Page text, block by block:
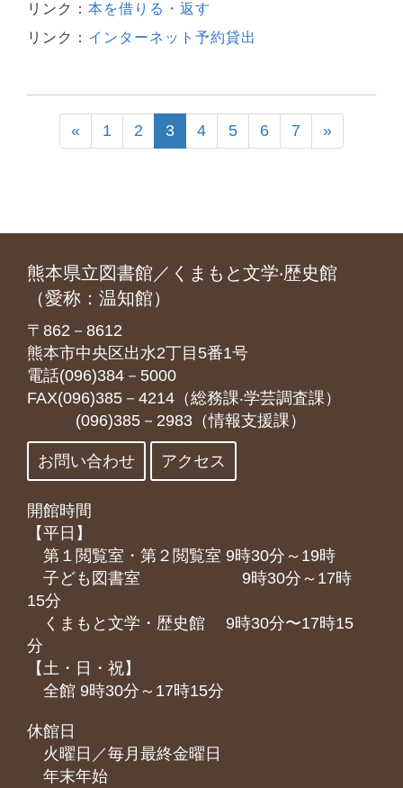
リンク： 本を借りる・返す
リンク： インターネット予約貸出
« 1 2 3 4 5 6 7 »
熊本県立図書館／くまもと文学‧歴史館
（愛称：温知館）
〒862－8612
熊本市中央区出水2丁目5番1号
電話(096)384－5000
FAX(096)385－4214（総務課‧学芸調査課）
(096)385－2983（情報支援課）
お問い合わせ アクセス
開館時間
【平日】
第１閲覧室・第２閲覧室 9時30分～19時
子ども図書室 9時30分～17時
15分
くまもと⽂学・歴史館 9時30分〜17時15
分
【土・日・祝】
全館 9時30分～17時15分
休館日
火曜日／毎月最終金曜日
年末年始